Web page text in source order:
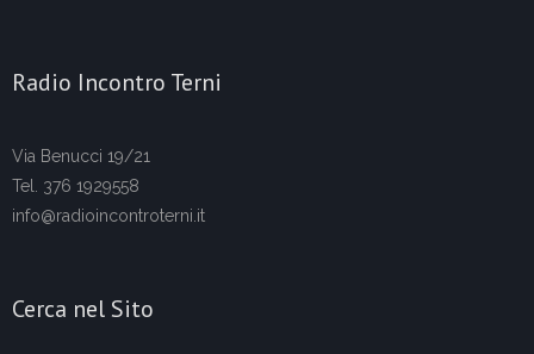
Radio Incontro Terni
Via Benucci 19/21
Tel. 376 1929558
info@radioincontroterni.it
Cerca nel Sito